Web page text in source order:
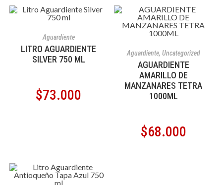
Aguardiente
LITRO AGUARDIENTE
SILVER 750 ML
$73.000
Aguardiente, Uncategorized
AGUARDIENTE
AMARILLO DE
MANZANARES TETRA
1000ML
$68.000